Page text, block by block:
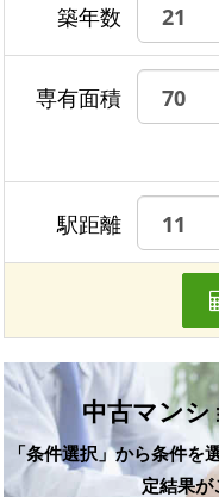
築年数
専有面積
駅距離
中古マンシ
「条件選択」から条件
定結果が